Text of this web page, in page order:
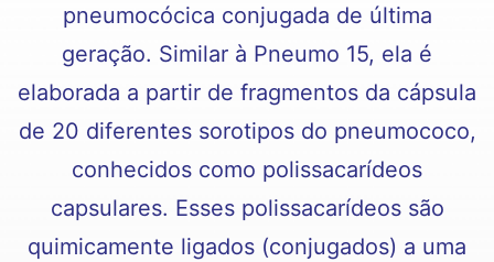
pneumocócica conjugada de última
geração. Similar à Pneumo 15, ela é
elaborada a partir de fragmentos da cápsula
de 20 diferentes sorotipos do pneumococo,
conhecidos como polissacarídeos
capsulares. Esses polissacarídeos são
quimicamente ligados (conjugados) a uma